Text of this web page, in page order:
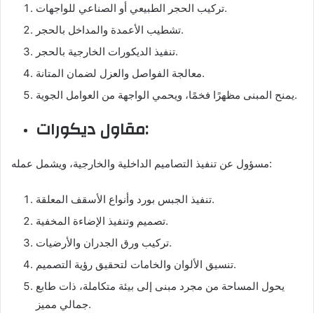
تركيب الحجر الطبيعي أو الصناعي للواجهات.
تشطيب الأعمدة والمداخل بالحجر.
تنفيذ الديكورات الخارجية بالحجر.
معالجة الفواصل والعزل لضمان المتانة.
يمنح المبنى مظهرًا فخمًا، ويحمي الواجهة من العوامل الجوية.
مقاول ديكورات:
مسؤول عن تنفيذ التصاميم الداخلية والخارجية، ويشمل عمله:
تنفيذ الجبس بورد وأنواع الأسقف المعلقة.
تصميم وتنفيذ الإضاءة المخفية.
تركيب ورق الجدران والأرضيات.
تنسيق الألوان والخامات لتحقيق رؤية التصميم.
يحول المساحة من مجرد مبنى إلى بيئة متكاملة، ذات طابع
جمالي مميز.